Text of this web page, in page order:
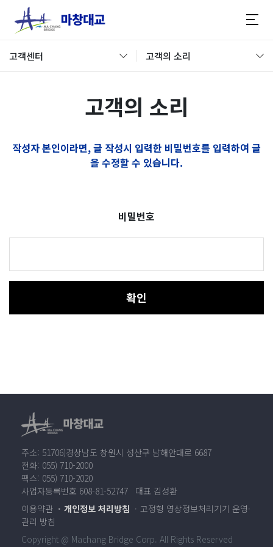
고객센터 고객의 소리
고객의 소리
작성자 본인이라면, 글 작성시 입력한 비밀번호를 입력하여 글
을 수정할 수 있습니다.
비밀번호
확인
주소: 51706)경상남도 창원시 성산구 남해안대로 6687
전화: 055) 710-2000
팩스: 055) 710-2020
사업자등록번호 608-81-52747 대표 김성환
이용약관
개인정보 처리방침
고정형 영상정보처리기기 운영·
관리 방침
Copyright @ Machang Bridge Corp. All Rights Reserved